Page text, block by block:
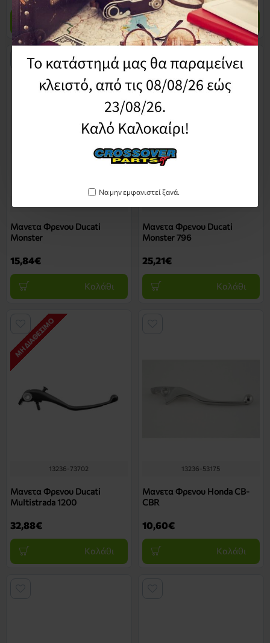
Να μην εμφανιστεί ξανά.
Καλάθι Καλάθι
Μανετα Φρενου Ducati
Monster
15,84€
Καλάθι
LABEL
Μανετα Φρενου Ducati
Monster 796
25,21€
Καλάθι
ΜΗ ΔΙΑΘΈΣΙΜΟ
13236-73702
Μανετα Φρενου Ducati
Multistrada 1200
32,88€
Καλάθι
13236-53175
Μανετα Φρενου Honda CB-
CBR
10,60€
Καλάθι